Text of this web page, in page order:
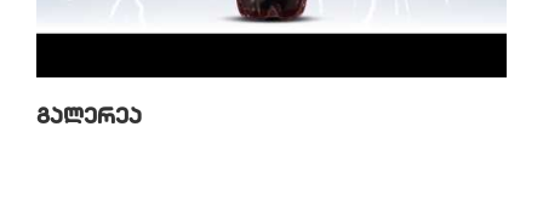
Გალერეა